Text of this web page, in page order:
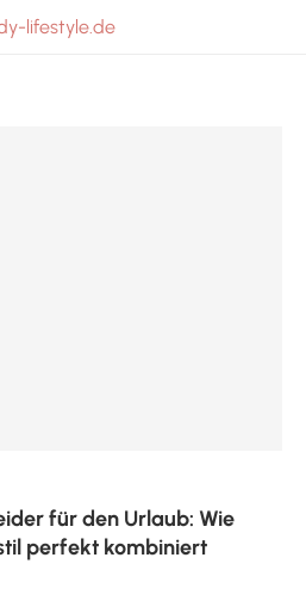
für den Urlaub: Wie
perfekt kombiniert